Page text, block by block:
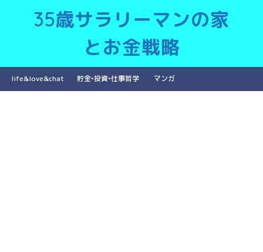
35歳サラリーマンの家
とお金戦略
life&love&chat 貯金•投資•仕事哲学 マンガ